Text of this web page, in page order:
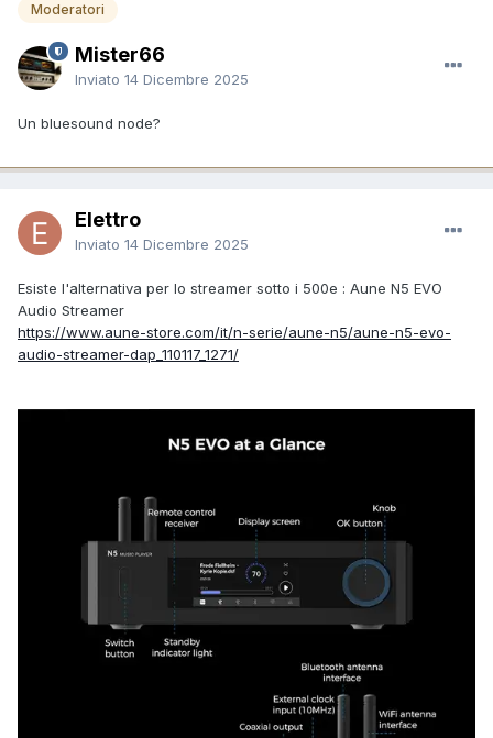
Moderatori
Mister66
Inviato 14 Dicembre 2025
Un bluesound node?
Elettro
Inviato 14 Dicembre 2025
Esiste l'alternativa per lo streamer sotto i 500e : Aune N5 EVO
Audio Streamer
https://www.aune-store.com/it/n-serie/aune-n5/aune-n5-evo-
audio-streamer-dap_110117_1271/